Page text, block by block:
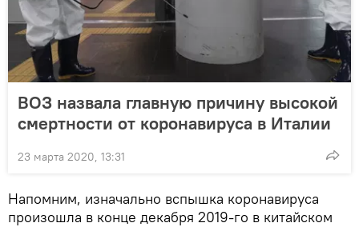
ВОЗ назвала главную причину высокой
смертности от коронавируса в Италии
23 марта 2020, 13:31
Напомним, изначально вспышка коронавируса
произошла в конце декабря 2019-го в китайском